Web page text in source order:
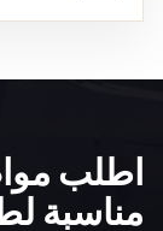
اطلب
مناسبة